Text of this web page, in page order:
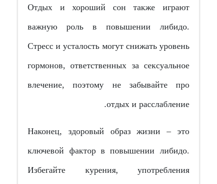
Отдых и хороший сон также играют
важную роль в повышении либидо.
Стресс и усталость могут снижать уровень
гормонов, ответственных за сексуальное
влечение, поэтому не забывайте про
отдых и расслабление.
Наконец, здоровый образ жизни – это
ключевой фактор в повышении либидо.
Избегайте курения, употребления